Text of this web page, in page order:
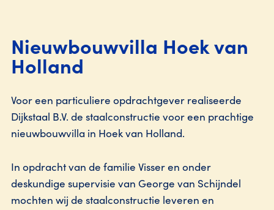
Nieuwbouwvilla Hoek van
Holland
Voor een particuliere opdrachtgever realiseerde
Dijkstaal B.V. de staalconstructie voor een prachtige
nieuwbouwvilla in Hoek van Holland.
In opdracht van de familie Visser en onder
deskundige supervisie van George van Schijndel
mochten wij de staalconstructie leveren en